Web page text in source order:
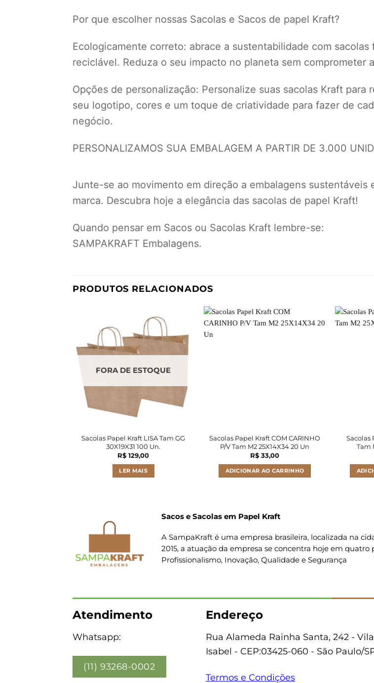
Por que escolher nossas Sacolas e Sacos de papel Kraft?
Ecologicamente correto: abrace a sustentabilidade com
reciclável. Reduza o seu impacto no planeta sem comprometer
Opções de personalização: Personalize suas sacolas Kraft
seu logotipo, cores e um toque de criatividade para fazer de
negócio.
PERSONALIZAMOS SUA EMBALAGEM A PARTIR DE 3.000
Junte-se ao movimento em direção a embalagens sustentáveis
marca. Descubra hoje a elegância das sacolas de papel Kraft!
Quando pensar em Sacos ou Sacolas Kraft lembre-se:
SAMPAKRAFT Embalagens.
PRODUTOS RELACIONADOS
FORA DE ESTOQUE
Sacolas Papel Kraft LISA Tam GG
30X19X31 100 Un.
R$ 129,00
LER MAIS
Sacolas Papel Kraft COM CARINHO
P/V Tam M2 25X14X34 20 Un
R$33,00
ADICIONAR AO CARRINHO
Sacolas
Tam
Sacos e Sacolas em Papel Kraft
A SampaKraft é uma empresa brasileira, localizada na
2015, a atuação da empresa se concentra hoje em quatro
Profissionalismo, Inovação, Qualidade e Segurança
Atendimento
Whatsapp:
(11) 93268-0002
Endereço
Rua Alameda Rainha Santa, 242 -
Isabel - CEP:03425-060 - São Paulo/
Termos e Condições